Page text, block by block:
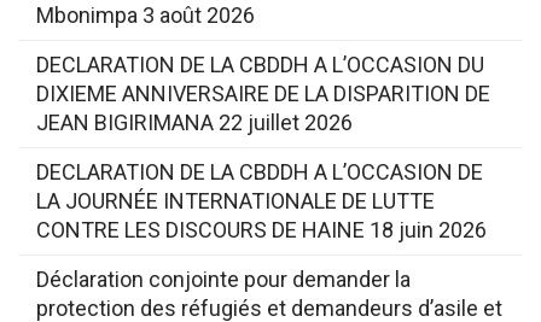
Mbonimpa 3 août 2026
DECLARATION DE LA CBDDH A L’OCCASION DU
DIXIEME ANNIVERSAIRE DE LA DISPARITION DE
JEAN BIGIRIMANA 22 juillet 2026
DECLARATION DE LA CBDDH A L’OCCASION DE
LA JOURNÉE INTERNATIONALE DE LUTTE
CONTRE LES DISCOURS DE HAINE 18 juin 2026
Déclaration conjointe pour demander la
protection des réfugiés et demandeurs d’asile et